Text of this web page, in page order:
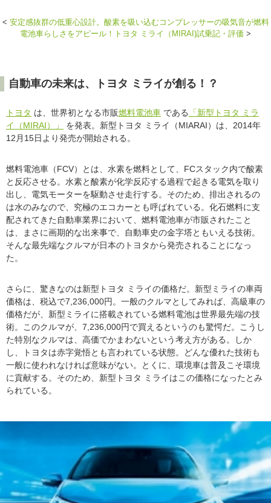
< 安定感抜群の低重心設計。酸素を吸い込むコンプレッサーの吸気音が燃料
電池車らしさをアピール！トヨタ ミライ（MIRAI)試乗記・評価 >
自動車の未来は、トヨタ ミライが創る！？
トヨタ は、世界初となる市販燃料電池車 である
「新型トヨタ ミラ
イ（MIRAI）」
を発表。新型トヨタ ミライ（MIARAI）は、2014年
12月15日より発売が開始される。
燃料電池車（FCV）とは、水素を燃料として、FCスタック内で酸素
と反応させる。水素と酸素が化学反応する過程で起きる電気を取り
出し、電気モーターを駆動させ走行する。そのため、排出されるの
は水のみなので、究極のエコカーとも呼ばれている。化石燃料に支
配されてきた自動車業界において、燃料電池車が市販されたこと
は、まさに画期的な出来事で、自動車史の金字塔ともいえる技術。
そんな最先端なクルマが日本のトヨタから発売されることになっ
た。
さらに、驚きなのは新型トヨタ ミライの価格だ。新型ミライの車両
価格は、税込で7,236,000円。一般のクルマとしてみれば、高級車の
価格だが、新型ミライに搭載されている燃料電池は世界最先端の技
術。このクルマが、7,236,000円で買えるというのも驚愕だ。こうし
た特別なクルマは、高価でかまわないという考え方がある。しか
し、トヨタは赤字覚悟とも言われている状態。どんな優れた技術も
一般に使われなければ意味がない。とくに、環境車は普及こそ環境
に貢献する。そのため、新型トヨタ ミライはこの価格になったとみ
られている。